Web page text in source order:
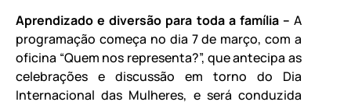
Aprendizado e diversão para toda a família – A
programação começa no dia 7 de março, com a
oficina “Quem nos representa?”, que antecipa as
celebrações e discussão em torno do Dia
Internacional das Mulheres, e será conduzida